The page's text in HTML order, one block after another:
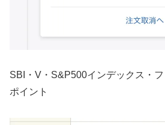
SBI・V・S&P500インデックス・
ポイント